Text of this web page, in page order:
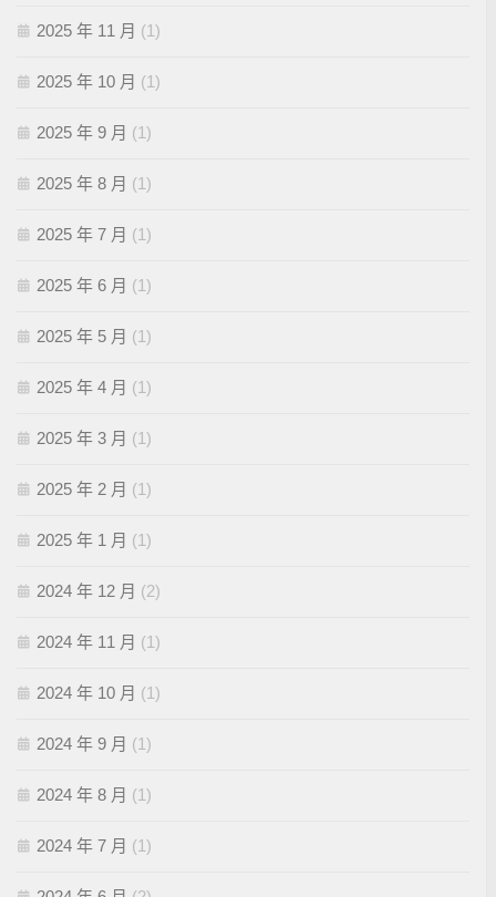
2025 年 11 月 (1)
2025 年 10 月 (1)
2025 年 9 月 (1)
2025 年 8 月 (1)
2025 年 7 月 (1)
2025 年 6 月 (1)
2025 年 5 月 (1)
2025 年 4 月 (1)
2025 年 3 月 (1)
2025 年 2 月 (1)
2025 年 1 月 (1)
2024 年 12 月 (2)
2024 年 11 月 (1)
2024 年 10 月 (1)
2024 年 9 月 (1)
2024 年 8 月 (1)
2024 年 7 月 (1)